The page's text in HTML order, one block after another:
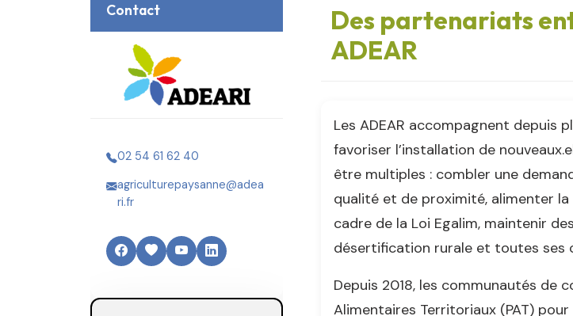
Contact
02 54 61 62 40
agriculturepaysanne@adea
ri.fr
Des partenariats
ADEAR
Les ADEAR accompagnent depuis
favoriser l’installation de
être multiples : combler une
qualité et de proximité, alimenter
cadre de la Loi Egalim, maintenir
désertification rurale et toutes ses
Depuis 2018, les communautés de
Alimentaires Territoriaux (PAT)